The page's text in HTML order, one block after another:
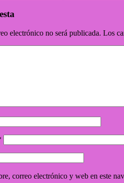
electrónico no será publicada. Los
correo electrónico y web en este